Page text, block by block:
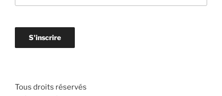
Tous droits réservés